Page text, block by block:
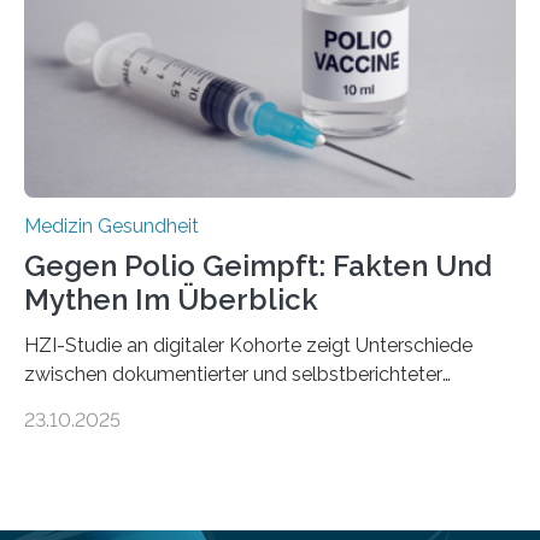
Universitätsklinikum Tübingen haben eine solche
Schwachstelle im Erbgut einer Untergruppe des
Medulloblastoms gefunden. Die Wilhelm Sander-
Stiftung unterstützte das Projekt…
Medizin Gesundheit
Gegen Polio Geimpft: Fakten Und
Mythen Im Überblick
HZI-Studie an digitaler Kohorte zeigt Unterschiede
zwischen dokumentierter und selbstberichteter
Kinderlähmung, ist eine ansteckende Krankheit, die
23.10.2025